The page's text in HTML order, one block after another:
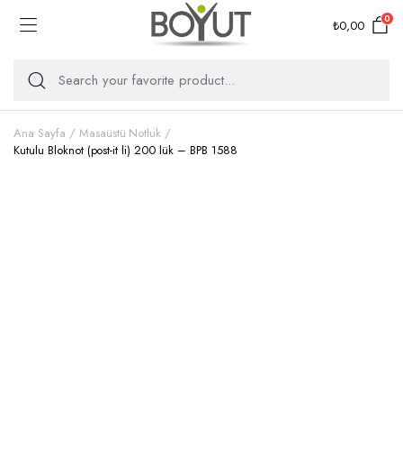
₺0,00 0
Ana Sayfa
Masaüstü Notluk
Kutulu Bloknot (post-it li) 200 lük – BPB 1588